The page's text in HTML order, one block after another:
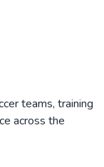
teams, training
across the